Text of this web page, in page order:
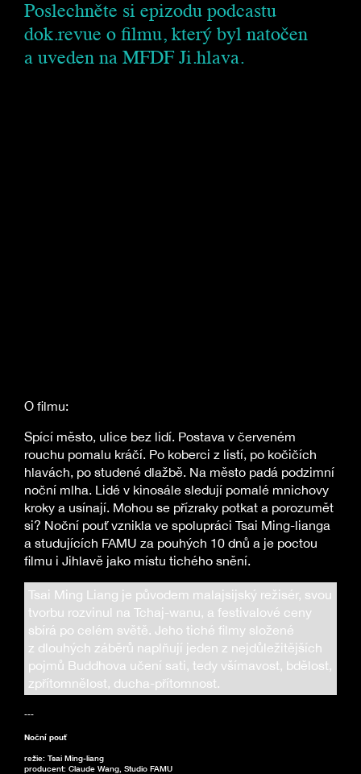
Poslechněte si epizodu podcastu
dok.revue o filmu, který byl natočen
a uveden na MFDF Ji.hlava.
O filmu:
Spící město, ulice bez lidí. Postava v červeném
rouchu pomalu kráčí. Po koberci z listí, po kočičích
hlavách, po studené dlažbě. Na město padá podzimní
noční mlha. Lidé v kinosále sledují pomalé mnichovy
kroky a usínají. Mohou se přízraky potkat a porozumět
si? Noční pouť vznikla ve spolupráci Tsai Ming-lianga
a studujících FAMU za pouhých 10 dnů a je poctou
filmu i Jihlavě jako místu tichého snění.
Tsai Ming Liang je původem malajsijský režisér, svou
tvorbu rozvinul na Tchaj-wanu, a festivalové ceny
sbírá po celém světě. Jeho tiché filmy složené
z dlouhých záběrů naplňují jeden z nejdůležitějších
pojmů Buddhova učení sati, tedy všímavost, bdělost,
zpřítomnělost, ducha-přítomnost.
---
Noční pouť
režie: Tsai Ming-liang
producent: Claude Wang, Studio FAMU